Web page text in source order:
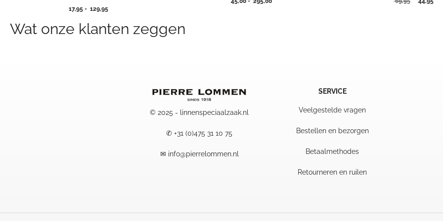
17,95 - 129,95Prijsklasse:
tot
129,95
Wat onze klanten zeggen
© 2025 - linnenspeciaalzaak.nl
✆ +31 (0)475 31 10 75
✉ info@pierrelommen.nl
SERVICE
Veelgestelde vragen
Bestellen en bezorgen
Betaalmethodes
Retourneren en ruilen